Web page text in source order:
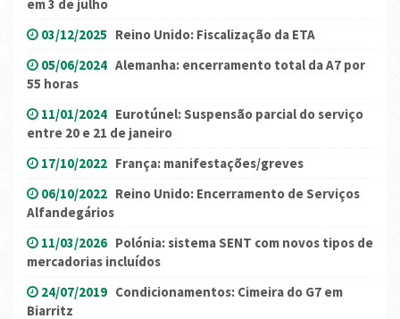
em 3 de julho
03/12/2025 Reino Unido: Fiscalização da ETA
05/06/2024 Alemanha: encerramento total da A7 por
55 horas
11/01/2024 Eurotúnel: Suspensão parcial do serviço
entre 20 e 21 de janeiro
17/10/2022 França: manifestações/greves
06/10/2022 Reino Unido: Encerramento de Serviços
Alfandegários
11/03/2026 Polónia: sistema SENT com novos tipos de
mercadorias incluídos
24/07/2019 Condicionamentos: Cimeira do G7 em
Biarritz